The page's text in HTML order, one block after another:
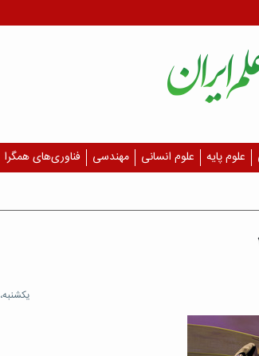
علوم پایه علوم انسانی مهندسی فناوری‌های همگرا
یکشنبه، ۱۹ اردیبهشت، ۱۳۹۵ | 19:28